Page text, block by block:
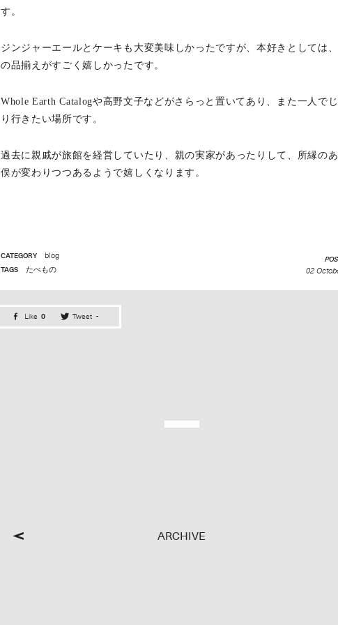
す。
ジンジャーエールとケーキも大変美味しかったですが、本好きとしては
の品揃えがすごく嬉しかったです。
Whole Earth Catalogや高野文子などがさらっと置いてあり、また一人でじ
り行きたい場所です。
過去に親戚が旅館を経営していたり、親の実家があったりして、所縁の
俣が変わりつつあるようで嬉しくなります。
02
CATEGORY blog
TAGS たべもの
Like 0 Tweet -
ARCHIVE